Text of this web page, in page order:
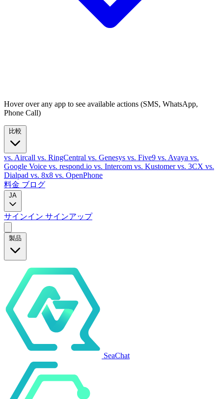
Hover over any app to see available actions (SMS, WhatsApp,
Phone Call)
vs. Aircall vs. RingCentral vs. Genesys vs. Five9 vs. Avaya vs.
Google Voice vs. respond.io vs. Intercom vs. Kustomervs. 3CX vs.
Dialpad vs. 8x8 vs. OpenPhone
料金 ブログ
JA
サインイン サインアップ
製品
SeaChat